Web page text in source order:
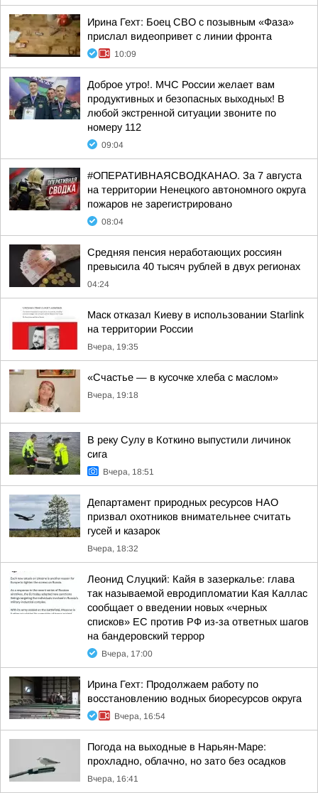
Ирина Гехт: Боец СВО с позывным «Фаза»
прислал видеопривет с линии фронта
10:09
Доброе утро!. МЧС России желает вам
продуктивных и безопасных выходных! В
любой экстренной ситуации звоните по
номеру 112
09:04
#ОПЕРАТИВНАЯСВОДКАНАО. За 7 августа
на территории Ненецкого автономного округа
пожаров не зарегистрировано
08:04
Средняя пенсия неработающих россиян
превысила 40 тысяч рублей в двух регионах
04:24
Маск отказал Киеву в использовании Starlink
на территории России
Вчера, 19:35
«Счастье — в кусочке хлеба с маслом»
Вчера, 19:18
В реку Сулу в Коткино выпустили личинок
сига
Вчера, 18:51
Департамент природных ресурсов НАО
призвал охотников внимательнее считать
гусей и казарок
Вчера, 18:32
Леонид Слуцкий: Кайя в зазеркалье: глава
так называемой евродипломатии Кая Каллас
сообщает о введении новых «черных
списков» ЕС против РФ из-за ответных шагов
на бандеровский террор
Вчера, 17:00
Ирина Гехт: Продолжаем работу по
восстановлению водных биоресурсов округа
Вчера, 16:54
Погода на выходные в Нарьян-Маре:
прохладно, облачно, но зато без осадков
Вчера, 16:41